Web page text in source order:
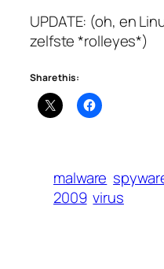
UPDATE: (oh, en
zelfste *rolleyes*)
Share this:
malware
2009 virus